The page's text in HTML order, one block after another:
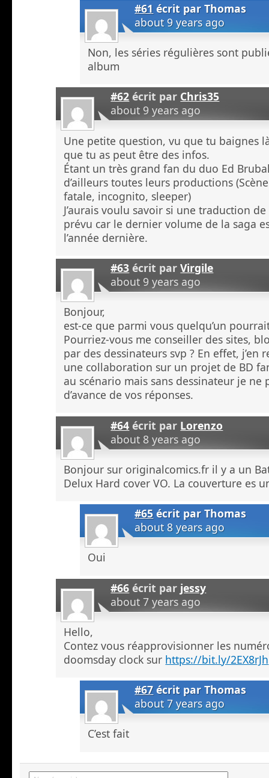
#61 écrit parThomas
about 9 years ago
Non, les séries régulières sont
album
#62 écrit par Chris35
about 9 years ago
Une petite question, vu que tu baignes
que tu as peut être des infos.
Étant un très grand fan du duo Ed
d’ailleurs toutes leurs productions
fatale, incognito, sleeper)
J’aurais voulu savoir si une traduction
prévu car le dernier volume de la saga
l’année dernière.
#63 écrit parVirgile
about 9 years ago
Bonjour,
est-ce que parmi vous quelqu’un
Pourriez-vous me conseiller des sites,
par des dessinateurs svp ? En effet, j’en
une collaboration sur un projet de BD
au scénario mais sans dessinateur je
d’avance de vos réponses.
#64 écrit par Lorenzo
about 8 years ago
Bonjour sur originalcomics.fr il y a un
Delux Hard cover VO. La couverture es
#65 écrit parThomas
about 8 years ago
Oui
#66 écrit par jessy
about 7 years ago
Hello,
Contez vous réapprovisionner les
doomsday clock sur https://bit.ly/2EX8rJh
#67écrit parThomas
about 7 years ago
C’est fait